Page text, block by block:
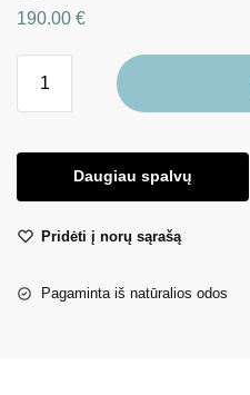
190.00 €
Daugiau spalvų
Pridėti į norų sąrašą
Pagaminta iš natūralios odos